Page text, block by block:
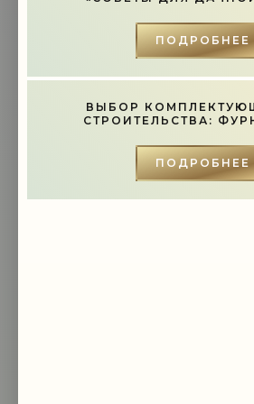
мимо ушей. Он никогда не бывает полезен
дал.
ПОДРОБНЕЕ
ВЫБОР
СТРОИТЕЛЬСТВА:
ПОДРОБНЕЕ